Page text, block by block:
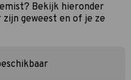
Bekijk hieronder
geweest en of je ze